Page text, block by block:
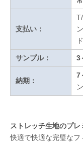
支払い：
サンプル： 3
納期：
7
ストレッチ生地のプレ
快適で快適な完璧なフ